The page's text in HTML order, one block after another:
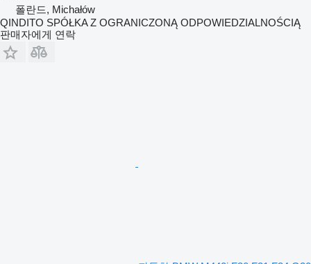
폴란드, Michałów
QINDITO SPÓŁKA Z OGRANICZONĄ ODPOWIEDZIALNOŚCIĄ
판매자에게 연락